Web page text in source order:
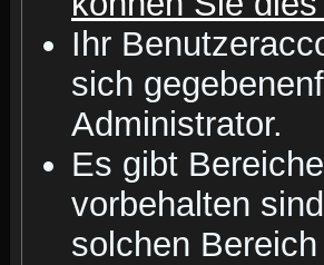
Ihr
sich
Administrator.
Es gibt
vorbehalten
solchen